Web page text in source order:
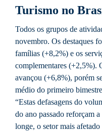
Turismo no
Todos os grupos de
novembro. Os destaques
famílias (+8,2%) e os
complementares (+2,5%).
avançou (+6,8%), porém
médio do primeiro
“Estas defasagens do
do ano passado reforçam
longe, o setor mais